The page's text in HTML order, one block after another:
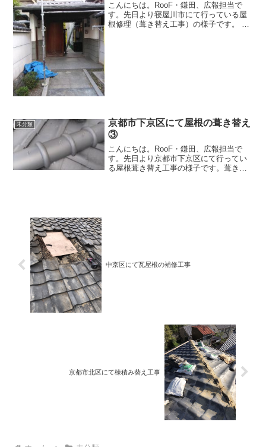
こんにちは。RooF・鎌田、広報担当で
す。先日より寝屋川市にて行っている屋
根修理（葺き替え工事）の様子です。 門
未分類
京都市下京区にて屋根の葺き替え
③
こんにちは。RooF・鎌田、広報担当で
す。先日より京都市下京区にて行ってい
る屋根葺き替え工事の様子です。葺き替
中京区にて瓦屋根の補修工事
京都市北区にて棟積み替え工事